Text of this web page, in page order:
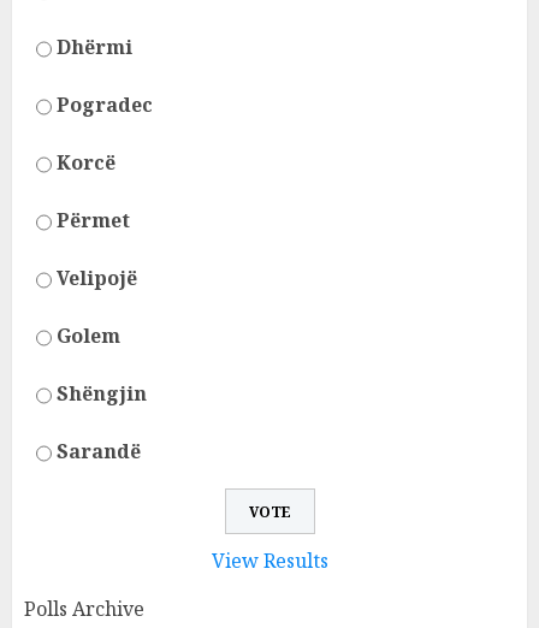
Dhërmi
Pogradec
Korcë
Përmet
Velipojë
Golem
Shëngjin
Sarandë
View Results
Polls Archive